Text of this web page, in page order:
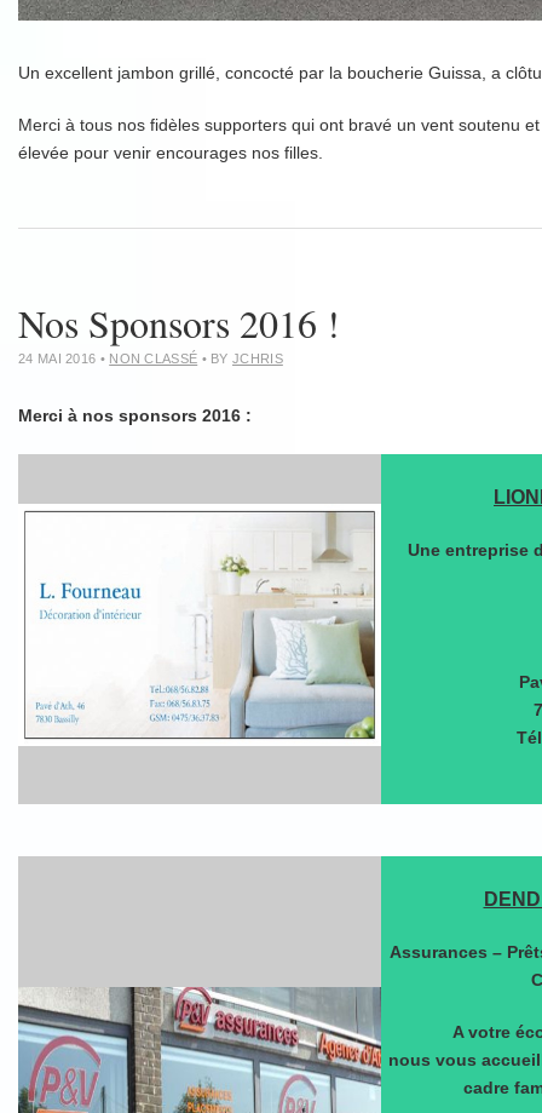
Un excellent jambon grillé, concocté par la boucherie Guissa, a
Merci à tous nos fidèles supporters qui ont bravé un vent soutenu
élevée pour venir encourages nos filles.
Nos Sponsors 2016 !
24 MAI 2016 • NON CLASSÉ • BYJCHRIS
Merci à nos sponsors 2016 :
Une entreprise
Assurances –
A votre
nous vous
cadre